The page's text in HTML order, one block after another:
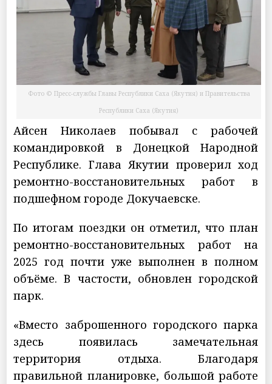
Фото © Пресс-службы Главы Республики Саха (Якутия) и Правительства
Республики Саха (Якутия)
Айсен Николаев побывал с рабочей
командировкой в Донецкой Народной
Республике. Глава Якутии проверил ход
ремонтно-восстановительных работ в
подшефном городе Докучаевске.
По итогам поездки он отметил, что план
ремонтно-восстановительных работ на
2025 год почти уже выполнен в полном
объёме. В частости, обновлен городской
парк.
«Вместо заброшенного городского парка
здесь появилась замечательная
территория отдыха. Благодаря
правильной планировке, большой работе